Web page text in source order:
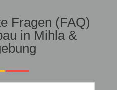
Fragen (FAQ)
in Mihla &